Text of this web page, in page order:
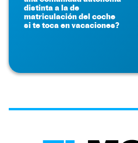
distinta a la de
matriculación del coche
si te toca en vacaciones?